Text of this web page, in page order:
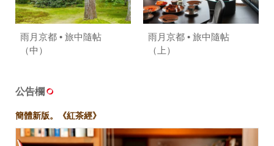
雨月京都 • 旅中隨帖
（中）
雨月京都 • 旅中隨帖
（上）
公告欄
簡體新版。《紅茶經》